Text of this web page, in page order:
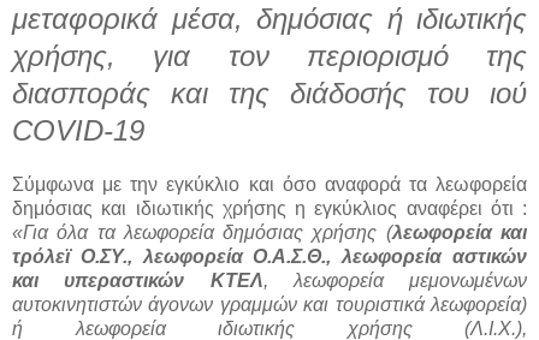
μεταφορικά μέσα, δημόσιας ή ιδιωτικής
χρήσης, για τον περιορισμό της
διασποράς και της διάδοσής του ιού
COVID-19
Σύμφωνα με την εγκύκλιο και όσο αναφορά τα λεωφορεία
δημόσιας και ιδιωτικής χρήσης η εγκύκλιος αναφέρει ότι :
«Για όλα τα λεωφορεία δημόσιας χρήσης (λεωφορεία και
τρόλεϊ Ο.ΣΥ., λεωφορεία Ο.Α.Σ.Θ., λεωφορεία αστικών
και υπεραστικών ΚΤΕΛ, λεωφορεία μεμονωμένων
αυτοκινητιστών άγονων γραμμών και τουριστικά λεωφορεία)
ή λεωφορεία ιδιωτικής χρήσης (Λ.Ι.Χ.),